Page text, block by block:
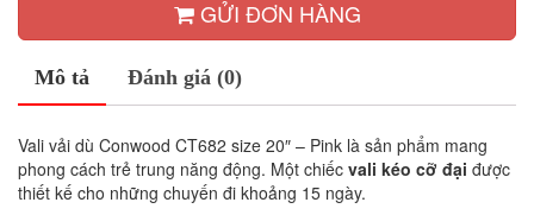
GỬI ĐƠN HÀNG
Mô tả Đánh giá (0)
Vali vải dù Conwood CT682 size 20″ – Pink là sản phẩm mang
phong cách trẻ trung năng động. Một chiếc vali kéo cỡ đại được
thiết kế cho những chuyến đi khoảng 15 ngày.